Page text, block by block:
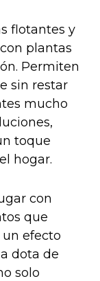
flotantes y
plantas
Permiten
sin restar
mucho
toque
hogar.
con
que
un efecto
dota de
solo